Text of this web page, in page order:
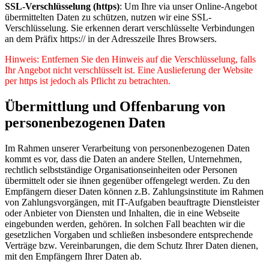
SSL-Verschlüsselung (https): Um Ihre via unser Online-Angebot
übermittelten Daten zu schützen, nutzen wir eine SSL-
Verschlüsselung. Sie erkennen derart verschlüsselte Verbindungen
an dem Präfix https:// in der Adresszeile Ihres Browsers.
Hinweis: Entfernen Sie den Hinweis auf die Verschlüsselung, falls
Ihr Angebot nicht verschlüsselt ist. Eine Auslieferung der Website
per https ist jedoch als Pflicht zu betrachten.
Übermittlung und Offenbarung von
personenbezogenen Daten
Im Rahmen unserer Verarbeitung von personenbezogenen Daten
kommt es vor, dass die Daten an andere Stellen, Unternehmen,
rechtlich selbstständige Organisationseinheiten oder Personen
übermittelt oder sie ihnen gegenüber offengelegt werden. Zu den
Empfängern dieser Daten können z.B. Zahlungsinstitute im Rahmen
von Zahlungsvorgängen, mit IT-Aufgaben beauftragte Dienstleister
oder Anbieter von Diensten und Inhalten, die in eine Webseite
eingebunden werden, gehören. In solchen Fall beachten wir die
gesetzlichen Vorgaben und schließen insbesondere entsprechende
Verträge bzw. Vereinbarungen, die dem Schutz Ihrer Daten dienen,
mit den Empfängern Ihrer Daten ab.